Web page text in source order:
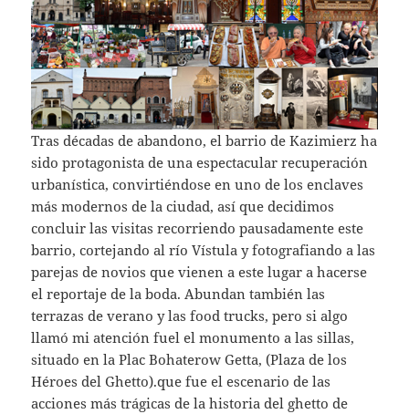
Tras décadas de abandono, el barrio de Kazimierz ha
sido protagonista de una espectacular recuperación
urbanística, convirtiéndose en uno de los enclaves
más modernos de la ciudad, así que decidimos
concluir las visitas recorriendo pausadamente este
barrio, cortejando al río Vístula y fotografiando a las
parejas de novios que vienen a este lugar a hacerse
el reportaje de la boda. Abundan también las
terrazas de verano y las food trucks, pero si algo
llamó mi atención fuel el monumento a las sillas,
situado en la Plac Bohaterow Getta, (Plaza de los
Héroes del Ghetto).que fue el escenario de las
acciones más trágicas de la historia del ghetto de